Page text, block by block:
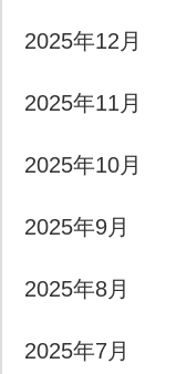
2025年12月
2025年11月
2025年10月
2025年9月
2025年8月
2025年7月